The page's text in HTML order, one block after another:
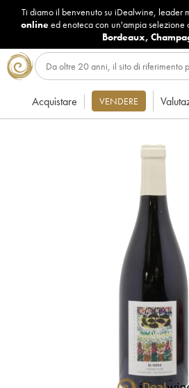
Ti diamo il benvenuto su iDealwine, leader
onlineed enoteca con un'ampia selezione
Bordeaux,
Acquistare VENDERE